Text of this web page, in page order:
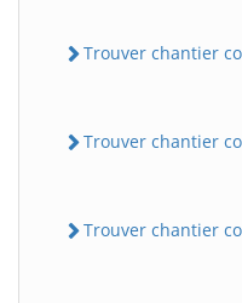
Trouver chantier
Trouver chantier
Trouver chantier